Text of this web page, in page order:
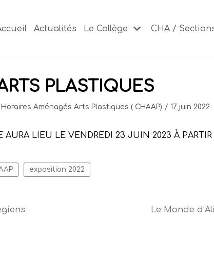
Actualités Le Collège CHA /
PLASTIQUES
Aménagés Arts Plastiques ( CHAAP) 17 juin 2022
AURA LIEU LE VENDREDI 23 JUIN 2023 À PARTIR
exposition 2022
Le Monde